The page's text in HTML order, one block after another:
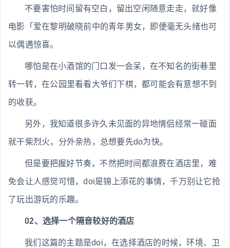
不要害怕时间留有空白，留出空闲随意走走，就好像
电影「爱在黎明破晓前中的青年男女，即便毫无头绪也可
以偶遇惊喜。
哪怕是在小酒馆的门口发一会呆，在不知名的街巷里
转一转，在公园里看看大爷们下棋，都可能会有意想不到
的收获。
另外，我知道很多许久未见面的异地情侣经常一碰面
就干柴烈火，分外亲热，总想要先do为快。
但是要把握好节奏，不然把时间都浪费在酒店里，难
免会让人感觉可惜，doi是锦上添花的事情，千万别让它抢
了玩出游玩的乐趣。
02、选择一个隔音较好的酒店
我们这篇的主题是doi，在选择酒店的时候，环境、卫